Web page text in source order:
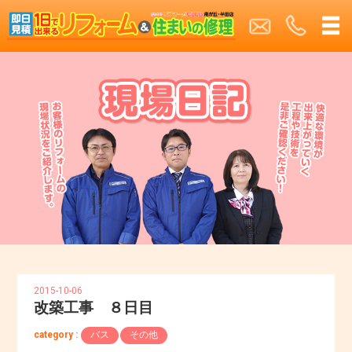
2015-10-06
改築工事 ８日目
category : バス その他